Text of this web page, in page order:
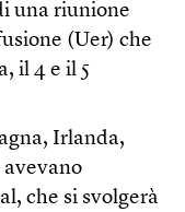
una riunione
(Uer) che
il 4 e il 5
Irlanda,
avevano
che si svolgerà